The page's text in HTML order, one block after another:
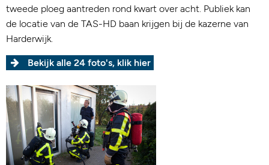
tweede ploeg aantreden rond kwart over acht. Publiek kan
de locatie van de TAS-HD baan krijgen bij de kazerne van
Harderwijk.
Bekijk alle 24 foto's, klik hier